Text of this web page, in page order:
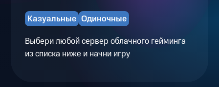
Казуальные Одиночные
Выбери любой сервер облачного гейминга
из списка ниже и начни игру